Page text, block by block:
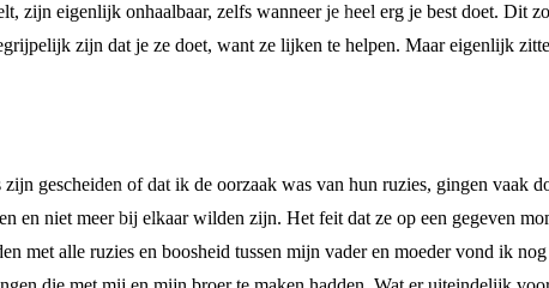
zijn eigenlijk onhaalbaar, zelfs wanneer je heel erg je best doet. Dit
zijn dat je ze doet, want ze lijken te helpen. Maar eigenlijk
gescheiden of dat ik de oorzaak was van hun ruzies, gingen vaak
en niet meer bij elkaar wilden zijn. Het feit dat ze op een gegeven
met alle ruzies en boosheid tussen mijn vader en moeder vond ik